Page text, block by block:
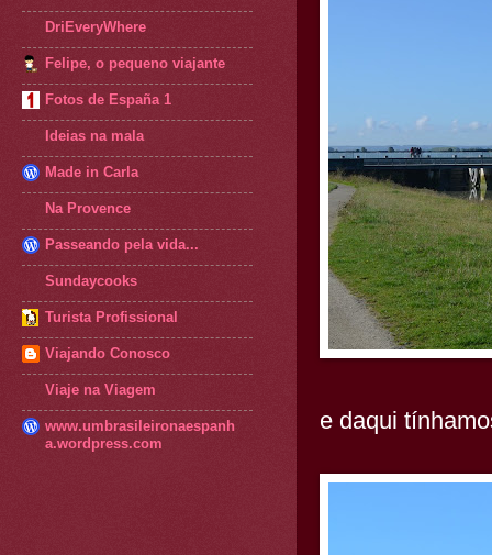
e daqui
DriEveryWhere
Felipe, o pequeno viajante
Fotos de España 1
Ideias na mala
Made in Carla
Na Provence
Passeando pela vida...
Sundaycooks
Turista Profissional
Viajando Conosco
Viaje na Viagem
www.umbrasileironaespanh
a.wordpress.com